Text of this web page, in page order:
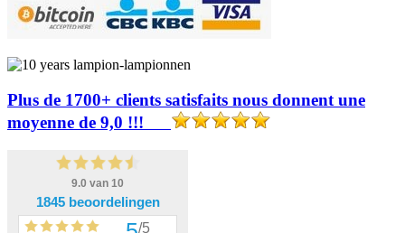
Plus de 1700+ clients satisfaits nous donnent une
moyenne de 9,0 !!!